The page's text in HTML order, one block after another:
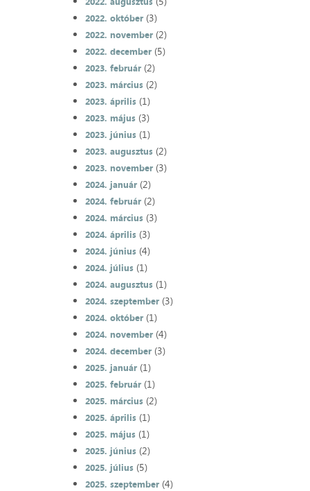
2022. október(3)
2022. november(2)
2022. december(5)
2023. február(2)
2023. március(2)
2023. április(1)
2023. május(3)
2023. június(1)
2023. augusztus(2)
2023. november(3)
2024. január(2)
2024. február(2)
2024. március(3)
2024. április(3)
2024. június(4)
2024. július(1)
2024. augusztus(1)
2024. szeptember(3)
2024. október(1)
2024. november(4)
2024. december(3)
2025. január(1)
2025. február(1)
2025. március(2)
2025. április(1)
2025. május(1)
2025. június(2)
2025. július(5)
2025. szeptember(4)